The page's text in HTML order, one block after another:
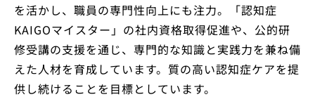
を活かし、職員の専門性向上にも注力。「認知症
KAIGOマイスター」の社内資格取得促進や、公的研
修受講の支援を通じ、専門的な知識と実践力を兼ね備
えた人材を育成しています。質の高い認知症ケアを提
供し続けることを目標としています。